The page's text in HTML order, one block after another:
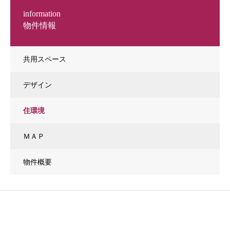
物件情報
information
共用スペース
デザイン
住環境
ＭＡＰ
物件概要